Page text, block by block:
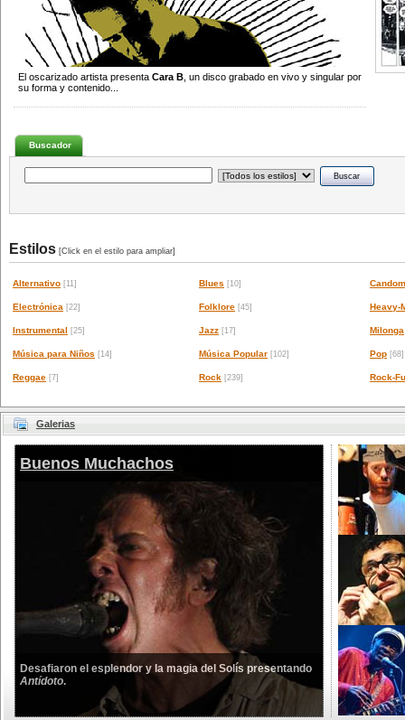
El oscarizado artista presenta Cara B , un disco grabado en vivo y singular por
su forma y contenido...
Buscador
Estilos [Click en el estilo para ampliar]
Alternativo [11] Blues [10]
Electrónica [22] Folklore [45] Heavy-
Instrumental [25] Jazz [17] Milonga
Música para Niños [14] Música Popular [102] Pop [68]
Reggae [7] Rock [239] Rock-
Galerias
Buenos Muchachos
Desafiaron el esplendor y la magia del Solís presentando
Antídoto.